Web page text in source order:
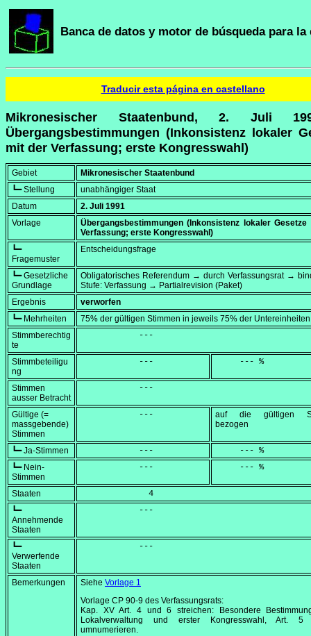
Banca de datos y motor de búsqueda para
Traducir esta página en castellano
Mikronesischer Staatenbund, 2. Juli
Übergangsbestimmungen (Inkonsistenz lokaler
mit der Verfassung; erste Kongresswahl)
Gebiet
Mikronesischer Staatenbund
┗━ Stellung
unabhängiger Staat
Datum
2. Juli 1991
Vorlage
Übergangsbestimmungen (Inkonsistenz lokaler
Verfassung; erste Kongresswahl)
┗━
Fragemuster
Entscheidungsfrage
┗━ Gesetzliche
Grundlage
Obligatorisches Referendum → durch Verfassungsrat →
Stufe: Verfassung → Partialrevision (Paket)
Ergebnis
verworfen
┗━ Mehrheiten
75% der gültigen Stimmen in jeweils 75% der Untereinheiten
Stimmberechtig
te
            ---
Stimmbeteiligu
ng
            ---
     --- %
Stimmen
ausser Betracht
            ---
Gültige (=
massgebende)
Stimmen
            ---
auf die gültigen
bezogen
┗━ Ja-Stimmen
            ---
     --- %
┗━ Nein-
Stimmen
            ---
     --- %
Staaten
              4
┗━
Annehmende
Staaten
            ---
┗━
Verwerfende
Staaten
            ---
Bemerkungen Siehe Vorlage 1
Vorlage CP 90-9 des Verfassungsrats:
Kap. XV Art. 4 und 6 streichen: Besondere
Lokalverwaltung und erster Kongresswahl, Art.
umnumerieren.